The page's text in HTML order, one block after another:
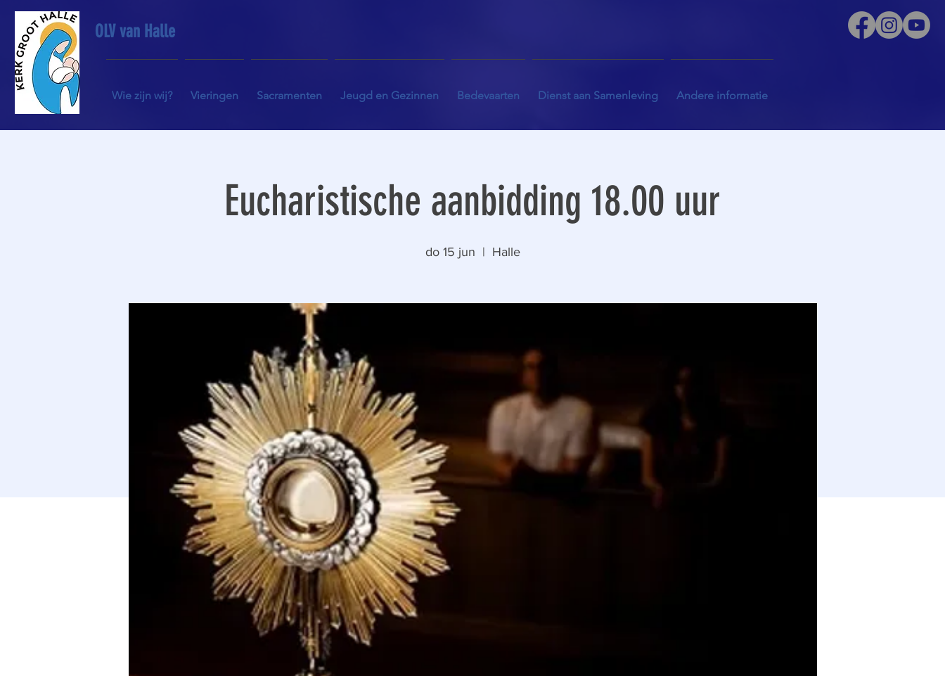
OLV van Halle
Wie zijn wij? Vieringen Sacramenten Jeugd en Gezinnen Bedevaarten Dienst aan Samenleving Andere informatie
Eucharistische aanbidding 18.00 uur
do 15 jun
  |
Halle